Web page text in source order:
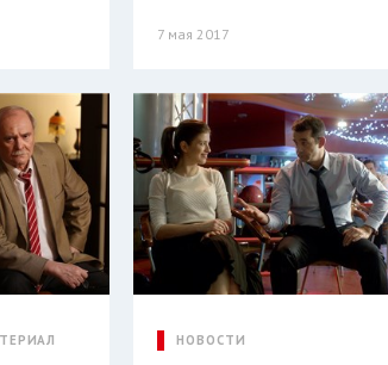
7 мая 2017
НОВОСТИ